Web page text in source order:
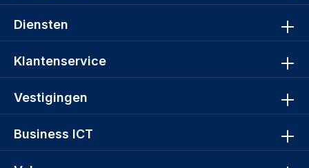
Diensten
Klantenservice
Vestigingen
Business ICT